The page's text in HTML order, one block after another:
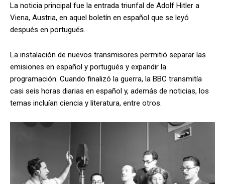
La noticia principal fue la entrada triunfal de Adolf Hitler a
Viena, Austria, en aquel boletín en español que se leyó
después en portugués.
La instalación de nuevos transmisores permitió separar las
emisiones en español y portugués y expandir la
programación. Cuando finalizó la guerra, la BBC transmitía
casi seis horas diarias en español y, además de noticias, los
temas incluían ciencia y literatura, entre otros.